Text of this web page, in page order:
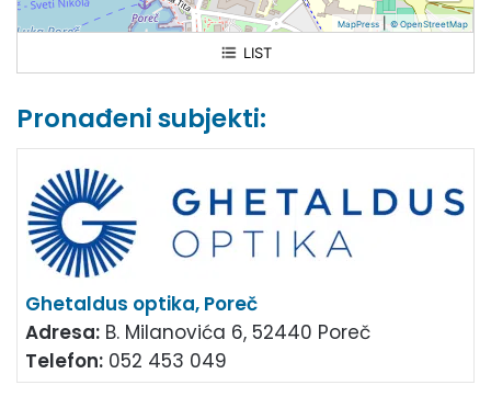
Očna optika "Ghetaldus" d.d. Pula
Optika Passage
Optika Hrast
Ghetaldus Optika
MapPress |© OpenStreetMap
LIST
Pronađeni subjekti:
Ghetaldus optika, Poreč
Adresa:B. Milanovića 6, 52440 Poreč
Telefon:052 453 049